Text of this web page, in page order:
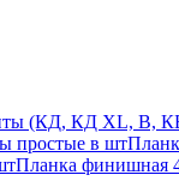
(КД, КД XL, В,
простые в шт
Планка финишная